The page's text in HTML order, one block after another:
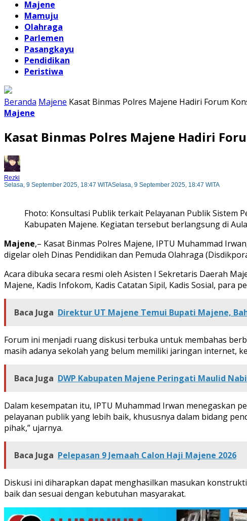
Majene
Mamuju
Olahraga
Parlemen
Pasangkayu
Pendidikan
Peristiwa
Beranda Majene Kasat Binmas Polres Majene Hadiri Forum
Majene
Kasat Binmas Polres Majene Hadiri
Rezki
Selasa, 9 September 2025, 18:47 WITASelasa, 9 September 2025, 18:47 WITA
Fhoto: Konsultasi Publik terkait Pelayanan Publik Sistem
Kabupaten Majene. Kegiatan tersebut berlangsung di
Majene,– Kasat Binmas Polres Majene, IPTU Muhammad
digelar oleh Dinas Pendidikan dan Pemuda Olahraga
Acara dibuka secara resmi oleh Asisten I Sekretaris Daerah
Majene, Kadis Infokom, Kadis Catatan Sipil, Kadis Sosial, para
Baca Juga Direktur UT Majene Temui Bupati Majene,
Forum ini menjadi ruang diskusi terbuka untuk membahas
masih adanya sekolah yang belum memiliki jaringan internet,
Baca Juga DWP Kabupaten Majene Peringati Maulid
Dalam kesempatan itu, IPTU Muhammad Irwan menegaskan
pelayanan publik yang lebih baik, khususnya dalam bidang
pihak,” ujarnya.
Baca Juga Pelepasan 9 Jemaah Calon Haji Majene 2026
Diskusi ini diharapkan dapat menghasilkan masukan
baik dan sesuai dengan kebutuhan masyarakat.